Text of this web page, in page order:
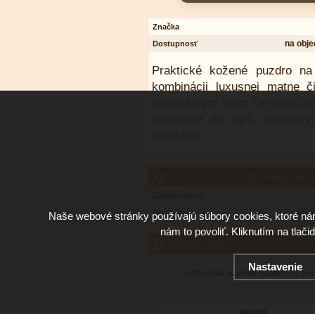
Značka
Dostupnosť
na
Praktické kožené puzdro
kombinácii luxusnej matne
Rozmery
60
ADK Pula, kožené puzdro na
Naše webové stránky používajú súbory cookies, ktoré
nám to povoliť. Kliknutím na
Nastavenie